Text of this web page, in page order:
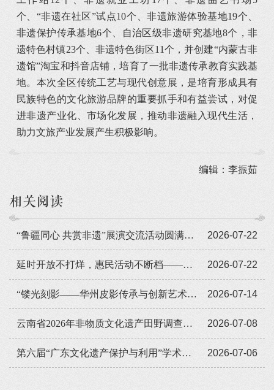
个、“非遗在社区”试点10个、非遗旅游体验基地19个、
非遗保护传承基地6个、自治区级非遗研究基地8个，非
遗特色村镇23个、非遗特色街区11个，并创建“内蒙古非
遗馆”淘宝和抖音店铺，培育了一批非遗传承教育实践基
地。本次全区传统工艺与现代创意展，是培育形成具有
民族特色的文化旅游品牌的重要抓手和有益尝试，对促
进非遗产业化、市场化发展，推动非遗融入现代生活，
助力文旅产业发展产生积极影响。
编辑：李振茹
相关阅读
2026-07-22
“鲁疆同心 共赏非遗”展演交流活动圆满闭幕
2026-07-22
延时开放不打烊，惠民活动不断档——广东省非遗馆暑期人气旺
2026-07-14
“镂光刻影——华州皮影传承与创新艺术展览”全国巡展走进遵义
2026-07-08
云南省2026年非物质文化遗产田野调查培训班举办
2026-07-06
第六届“广东文化遗产保护与利用”学术座谈会在穗举办